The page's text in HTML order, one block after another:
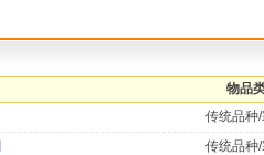
物品
传统品种
传统品种